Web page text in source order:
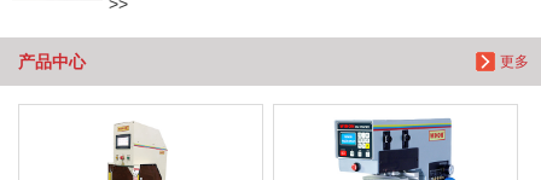
更多
产品中心